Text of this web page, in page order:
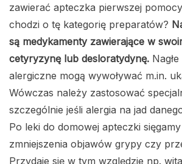
zawierać apteczka pierwszej
chodzi o tę kategorię preparatów?
są medykamenty zawierające w
cetyryzynę lub desloratydynę.
alergiczne mogą wywoływać m.in.
Wówczas należy zastosować
szczególnie jeśli alergia na jad
Po leki do domowej apteczki
zmniejszenia objawów grypy czy
Przydaje się w tym względzie np.